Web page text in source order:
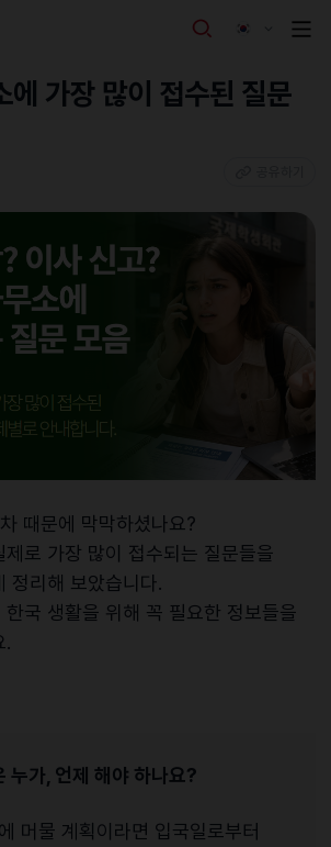
에 가장 많이 접수된 질문
때문에 막막하셨나요?
로 가장 많이 접수되는 질문들을
정리해 보았습니다.
국 생활을 위해 꼭 필요한 정보들을
.
누가, 언제 해야 하나요?
머물 계획이라면 입국일로부터